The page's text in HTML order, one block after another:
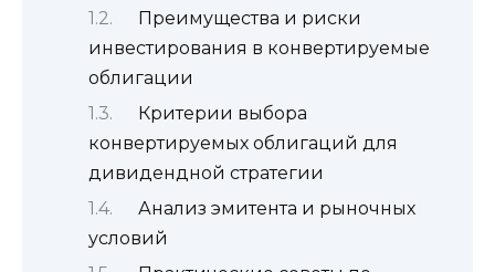
Преимущества и риски
инвестирования в конвертируемые
облигации
Критерии выбора
конвертируемых облигаций для
дивидендной стратегии
Анализ эмитента и рыночных
условий